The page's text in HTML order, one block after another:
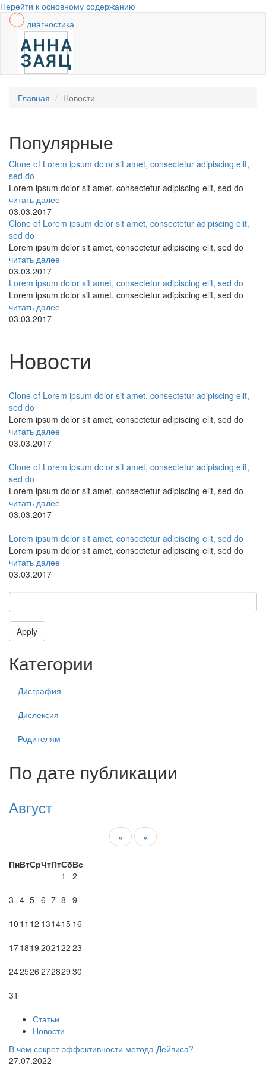
Перейти к основному содержанию
диагностика
Главная Новости
Популярные
Clone of Lorem ipsum dolor sit amet, consectetur adipiscing elit,
sed do
Lorem ipsum dolor sit amet, consectetur adipiscing elit, sed do
читать далее
03.03.2017
Clone of Lorem ipsum dolor sit amet, consectetur adipiscing elit,
sed do
Lorem ipsum dolor sit amet, consectetur adipiscing elit, sed do
читать далее
03.03.2017
Lorem ipsum dolor sit amet, consectetur adipiscing elit, sed do
Lorem ipsum dolor sit amet, consectetur adipiscing elit, sed do
читать далее
03.03.2017
Новости
Clone of Lorem ipsum dolor sit amet, consectetur adipiscing elit,
sed do
Lorem ipsum dolor sit amet, consectetur adipiscing elit, sed do
читать далее
03.03.2017
Clone of Lorem ipsum dolor sit amet, consectetur adipiscing elit,
sed do
Lorem ipsum dolor sit amet, consectetur adipiscing elit, sed do
читать далее
03.03.2017
Lorem ipsum dolor sit amet, consectetur adipiscing elit, sed do
Lorem ipsum dolor sit amet, consectetur adipiscing elit, sed do
читать далее
03.03.2017
Apply
Категории
Дисграфия
Дислексия
Родителям
По дате публикации
Август
« »
ПнВтСрЧтПтСбВс
1
2
3 4 5 6 7 8 9
10 11 12 131415 16
171819 2021 22 23
242526 272829 30
31
Статьи
Новости
В чём секрет эффективности метода Дейвиса?
27.07.2022